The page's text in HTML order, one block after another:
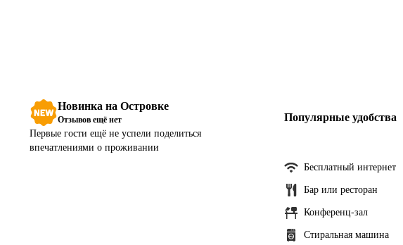
Новинка на Островке
Отзывов ещё нет
Первые гости ещё не успели поделиться
впечатлениями о проживании
Популярные удобства
Бесплатный интернет
Бар или ресторан
Конференц-зал
Стиральная машина